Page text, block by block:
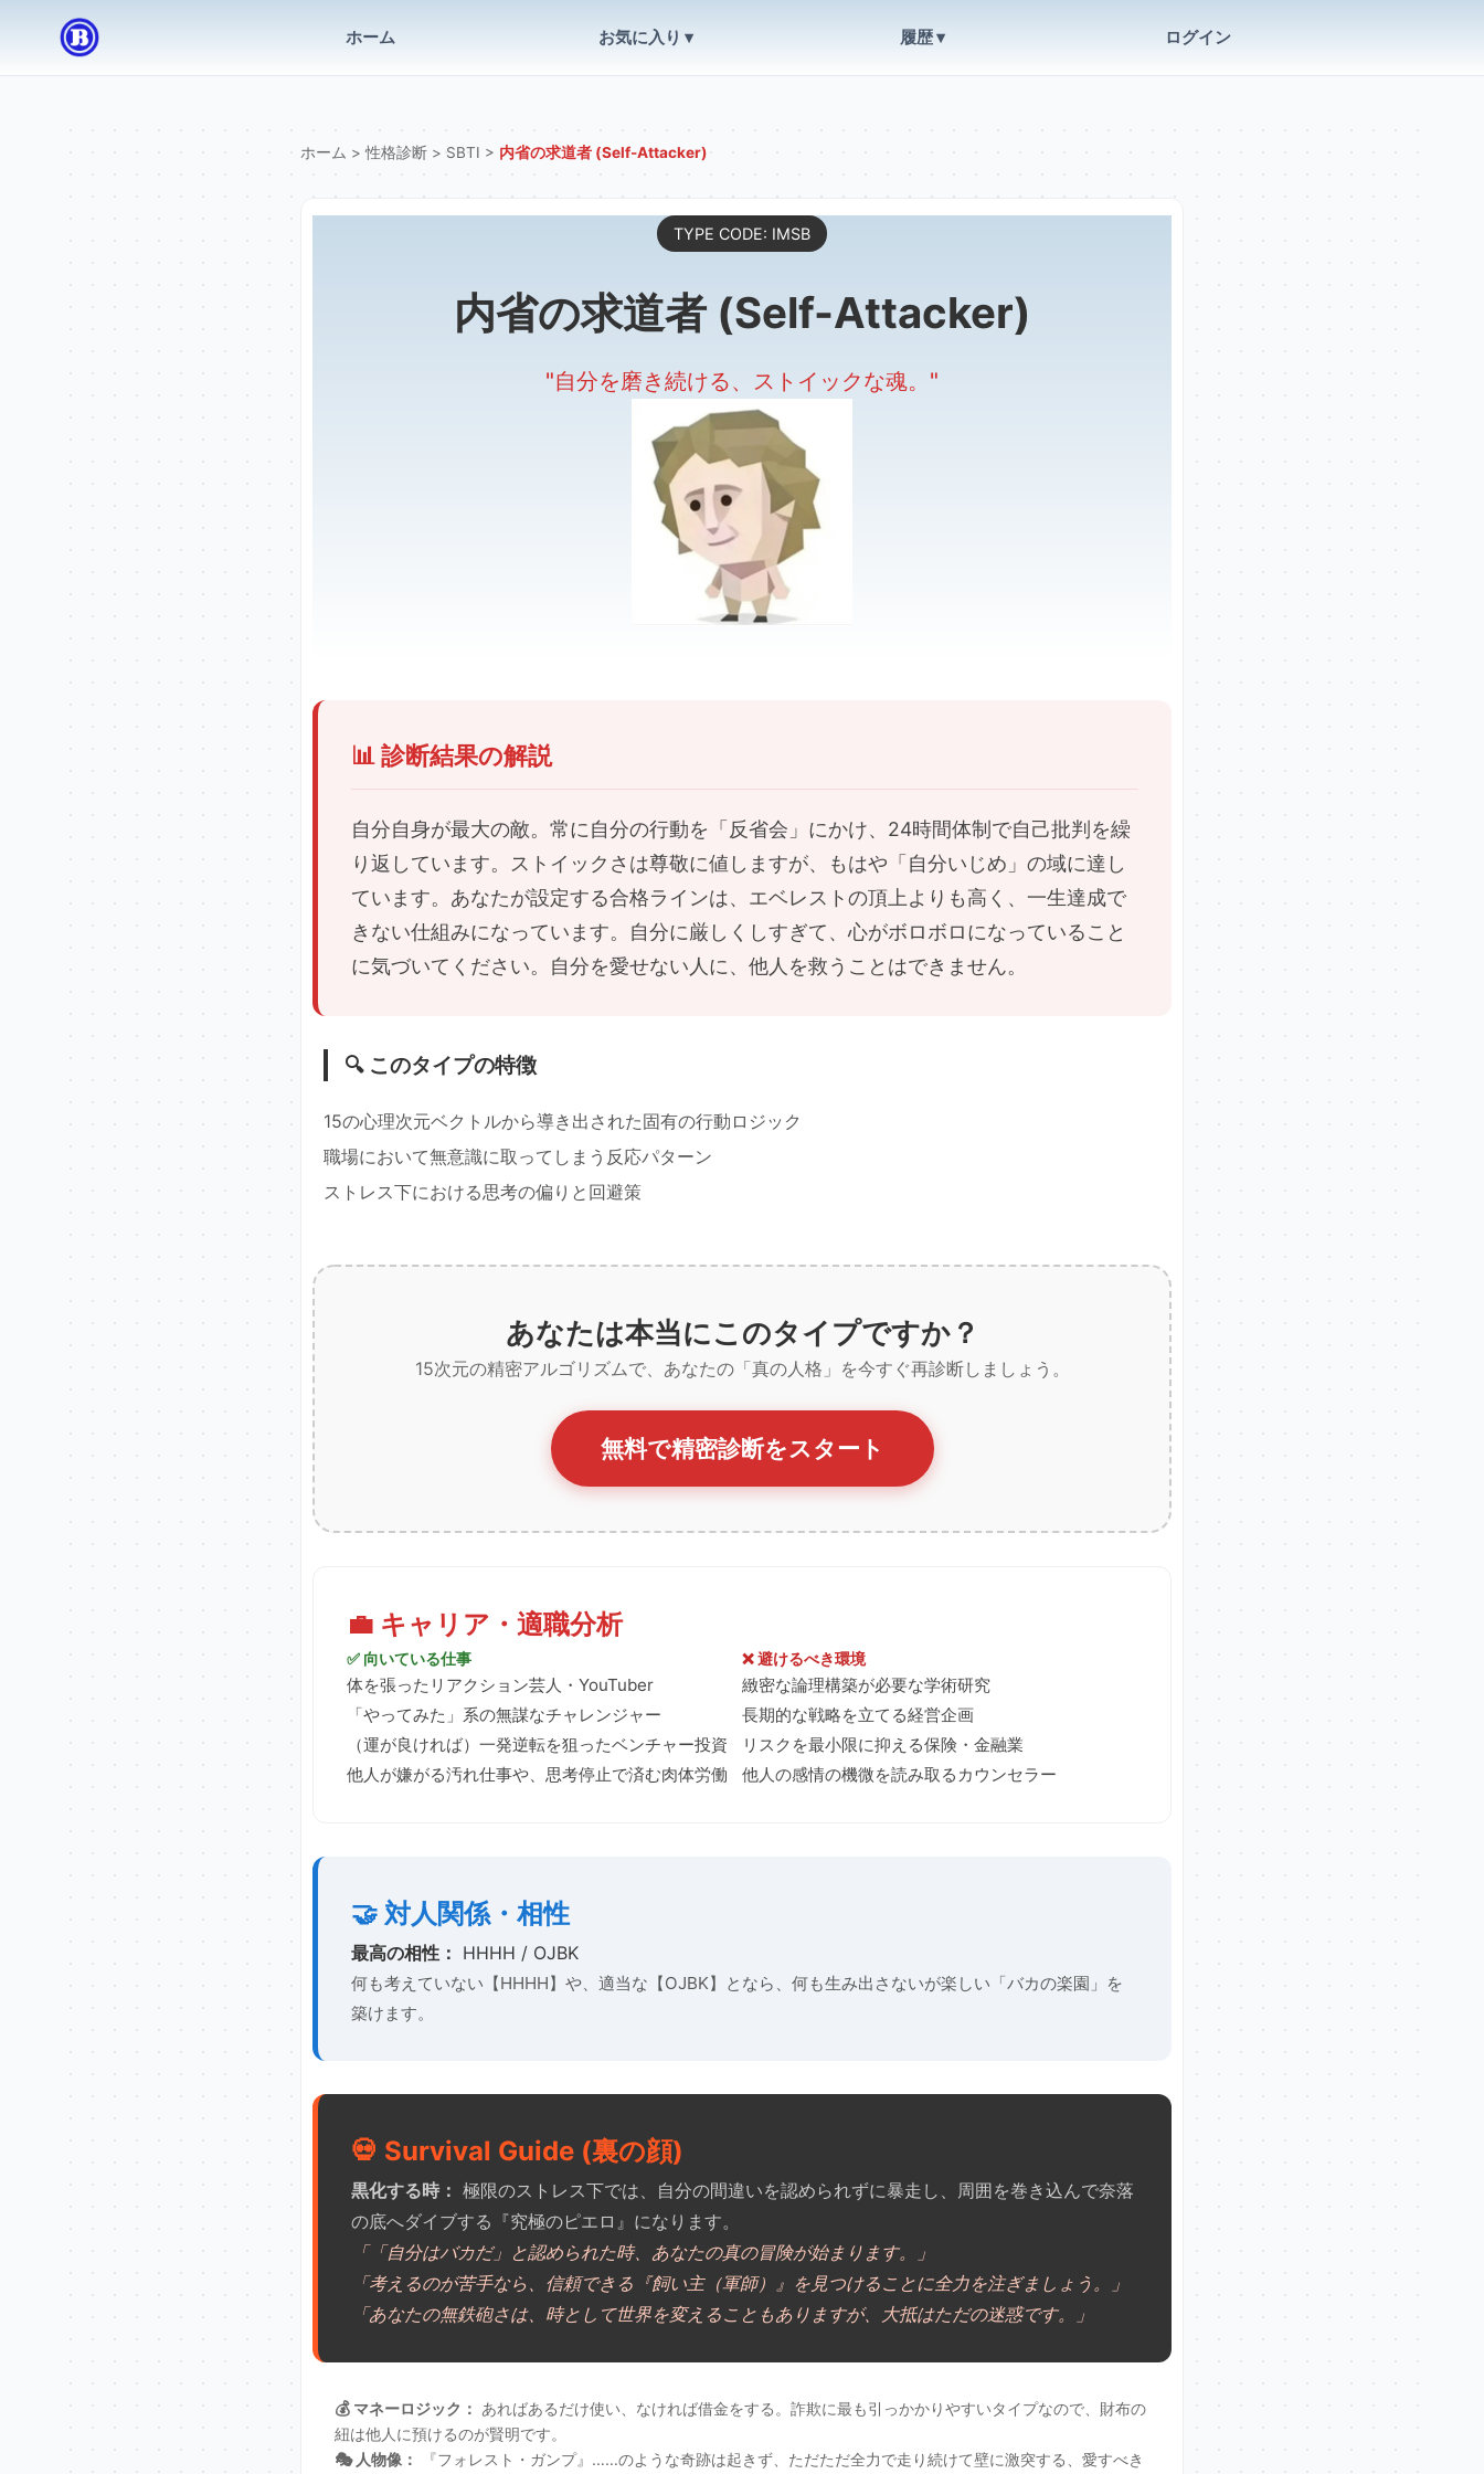
ホーム お気に入り ▾ 履歴 ▾ ログイン
ホーム >性格診断 > SBTI > 内省の求道者 (Self-Attacker)
TYPE CODE: IMSB
内省の求道者 (Self-Attacker)
"自分を磨き続ける、ストイックな魂。"
📊 診断結果の解説
自分自身が最大の敵。常に自分の行動を「反省会」にかけ、24時間体制で自己批判を繰
り返しています。ストイックさは尊敬に値しますが、もはや「自分いじめ」の域に達し
ています。あなたが設定する合格ラインは、エベレストの頂上よりも高く、一生達成で
きない仕組みになっています。自分に厳しくしすぎて、心がボロボロになっていること
に気づいてください。自分を愛せない人に、他人を救うことはできません。
🔍 このタイプの特徴
15の心理次元ベクトルから導き出された固有の行動ロジック
職場において無意識に取ってしまう反応パターン
ストレス下における思考の偏りと回避策
あなたは本当にこのタイプですか？
15次元の精密アルゴリズムで、あなたの「真の人格」を今すぐ再診断しましょう。
無料で精密診断をスタート
💼 キャリア・適職分析
✅ 向いている仕事
体を張ったリアクション芸人・YouTuber
「やってみた」系の無謀なチャレンジャー
（運が良ければ）一発逆転を狙ったベンチャー投資
他人が嫌がる汚れ仕事や、思考停止で済む肉体労働
❌ 避けるべき環境
緻密な論理構築が必要な学術研究
長期的な戦略を立てる経営企画
リスクを最小限に抑える保険・金融業
他人の感情の機微を読み取るカウンセラー
🤝 対人関係・相性
最高の相性： HHHH / OJBK
何も考えていない【HHHH】や、適当な【OJBK】となら、何も生み出さないが楽しい「バカの楽園」を
築けます。
💀 Survival Guide (裏の顔)
黒化する時： 極限のストレス下では、自分の間違いを認められずに暴走し、周囲を巻き込んで奈落
の底へダイブする『究極のピエロ』になります。
「「自分はバカだ」と認められた時、あなたの真の冒険が始まります。」
「考えるのが苦手なら、信頼できる『飼い主（軍師）』を見つけることに全力を注ぎましょう。」
「あなたの無鉄砲さは、時として世界を変えることもありますが、大抵はただの迷惑です。」
💰 マネーロジック： あればあるだけ使い、なければ借金をする。詐欺に最も引っかかりやすいタイプなので、財布の
紐は他人に預けるのが賢明です。
🎭 人物像：
『フォレスト・ガンプ』……のような奇跡は起きず、ただただ全力で走り続けて壁に激突する、愛すべき